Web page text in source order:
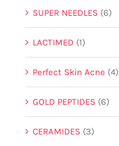
SUPER NEEDLES (6)
LACTIMED (1)
Perfect Skin Acne (4)
GOLD PEPTIDES (6)
CERAMIDES (3)